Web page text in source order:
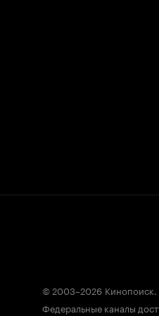
© 2003–2026 Кинопоиск.
Федеральные каналы